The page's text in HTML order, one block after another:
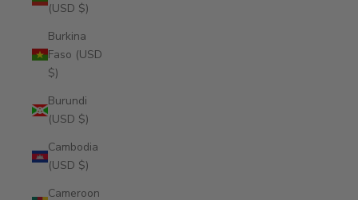
(USD $)
Burkina
Faso (USD
$)
Burundi
(USD $)
Cambodia
(USD $)
Cameroon